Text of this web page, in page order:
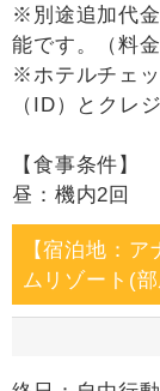
※別途追加代
能です。（料
※ホテルチェ
（ID）とクレ
【食事条件】
昼：機内2回
【宿泊地：
ムリゾート(